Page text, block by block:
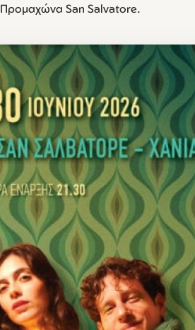
Προμαχώνα San Salvatore.